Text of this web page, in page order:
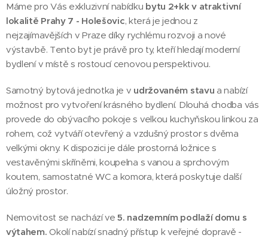
Máme pro Vás exkluzivní nabídku bytu 2+kk v atraktivní
lokalitě Prahy 7 - Holešovic, která je jednou z
nejzajímavějších v Praze díky rychlému rozvoji a nové
výstavbě. Tento byt je právě pro ty, kteří hledají moderní
bydlení v místě s rostoucí cenovou perspektivou.
Samotný bytová jednotka je v udržovaném stavu a nabízí
možnost pro vytvoření krásného bydlení. Dlouhá chodba vás
provede do obývacího pokoje s velkou kuchyňskou linkou za
rohem, což vytváří otevřený a vzdušný prostor s dvěma
velkými okny. K dispozici je dále prostorná ložnice s
vestavěnými skříněmi, koupelna s vanou a sprchovým
koutem, samostatné WC a komora, která poskytuje další
úložný prostor.
Nemovitost se nachází ve5. nadzemním podlaží domu s
výtahem. Okolí nabízí snadný přístup k veřejné dopravě -